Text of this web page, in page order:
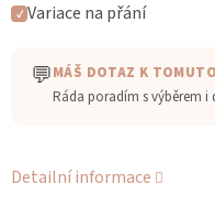
✓ Variace na přání
💬MÁŠ DOTAZ K
Ráda poradím s výběrem i
Detailní informace